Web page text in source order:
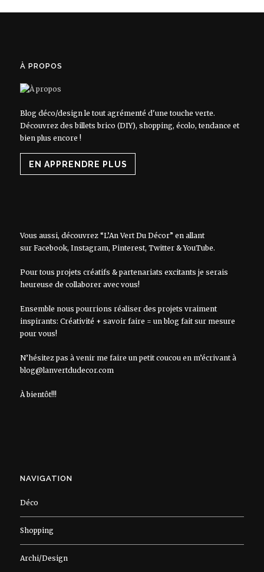
À PROPOS
Blog déco/design le tout agrémenté d'une touche verte.
Découvrez des billets brico (DIY), shopping, écolo, tendance et
bien plus encore !
EN APPRENDRE PLUS
Vous aussi, découvrez “L’An Vert Du Décor” en allant
sur Facebook, Instagram, Pinterest, Twitter&YouTube.
Pour tous projets créatifs & partenariats excitants je serais
heureuse de collaborer avec vous!
Ensemble nous pourrions réaliser des projets vraiment
inspirants: Créativité + savoir faire = un blog fait sur mesure
pour vous!
N’hésitez pas à venir me faire un petit coucou en m’écrivant à
blog@lanvertdudecor.com
À bientôt!!!
NAVIGATION
Déco
Shopping
Archi/Design